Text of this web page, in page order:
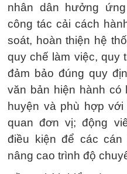
nhân dân hưởng
công tác cải cách
soát, hoàn thiện hệ
quy chế làm việc, quy
đảm bảo đúng quy
văn bản hiện hành có
huyện và phù hợp
quan đơn vị; động
điều kiện để các
nâng cao trình độ